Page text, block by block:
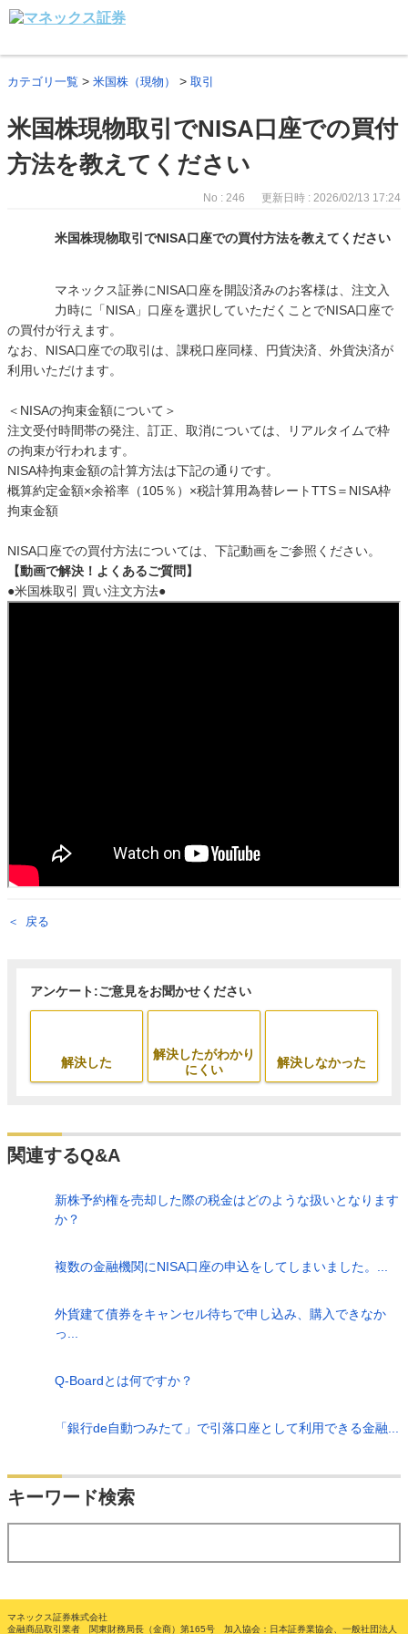
カテゴリ一覧 > 米国株（現物） > 取引
米国株現物取引でNISA口座での買付
方法を教えてください
No : 246 更新日時 : 2026/02/13 17:24
米国株現物取引でNISA口座での買付方法を教えてください
マネックス証券にNISA口座を開設済みのお客様は、注文入
力時に「NISA」口座を選択していただくことでNISA口座で
の買付が行えます。
なお、NISA口座での取引は、課税口座同様、円貨決済、外貨決済が
利用いただけます。
＜NISAの拘束金額について＞
注文受付時間帯の発注、訂正、取消については、リアルタイムで枠
の拘束が行われます。
NISA枠拘束金額の計算方法は下記の通りです。
概算約定金額×余裕率（105％）×税計算用為替レートTTS＝NISA枠
拘束金額
NISA口座での買付方法については、下記動画をご参照ください。
【動画で解決！よくあるご質問】
●米国株取引 買い注文方法●
戻る
アンケート:ご意見をお聞かせください
解決した
解決したがわかり
にくい
解決しなかった
関連するQ&A
新株予約権を売却した際の税金はどのような扱いとなります
か？
複数の金融機関にNISA口座の申込をしてしまいました。...
外貨建て債券をキャンセル待ちで申し込み、購入できなか
っ...
Q-Boardとは何ですか？
「銀行de自動つみたて」で引落口座として利用できる金融...
キーワード検索
マネックス証券株式会社
金融商品取引業者 関東財務局長（金商）第165号 加入協会：日本証券業協会、一般社団法人